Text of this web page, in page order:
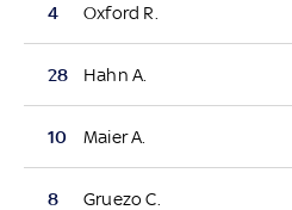
4 Oxford R.
28 Hahn A.
10 Maier A.
8 Gruezo C.